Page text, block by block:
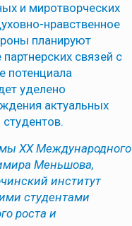
и миротворческих
нравственное
планируют
связей с
потенциала
уделено
актуальных
XX Международного
Меньшова,
институт
студентами
роста и